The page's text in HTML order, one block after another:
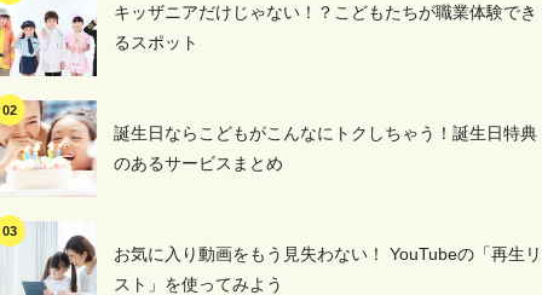
キッザニアだけじゃない！？こどもたちが職業体験でき
るスポット
誕生日ならこどもがこんなにトクしちゃう！誕生日特典
のあるサービスまとめ
お気に入り動画をもう見失わない！ YouTubeの「再生リ
スト」を使ってみよう